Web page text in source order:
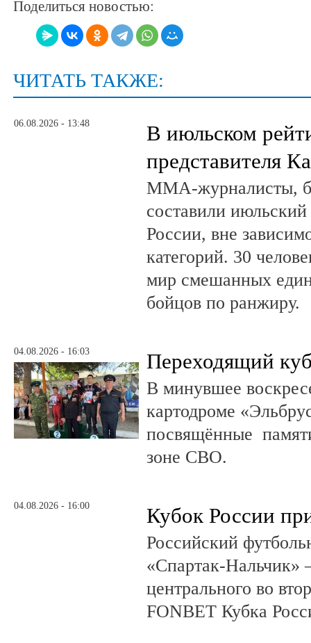
Поделиться новостью:
ЧИТАТЬ ТАКЖЕ:
06.08.2026 - 13:48
В июльском
представителя
ММА-журналисты,
составили
России, вне
категорий. 30
мир смешанных
бойцов по ранжиру.
04.08.2026 - 16:03 Переходящий
В минувшее
картодроме
посвящённые
зоне СВО.
04.08.2026 - 16:00 Кубок России
Российский
«Спартак-Нальчик»
центрального во
FONBET Кубка